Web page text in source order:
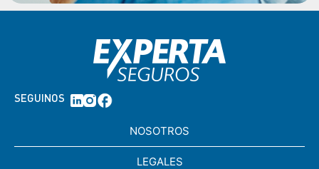
SEGUINOS
NOSOTROS
LEGALES